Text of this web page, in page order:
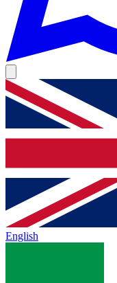
English